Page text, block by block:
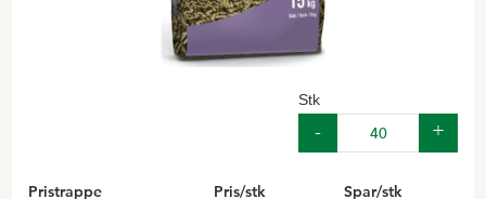
Stk
Pristrappe Pris/stk Spar/stk